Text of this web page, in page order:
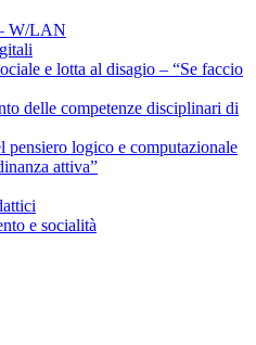
W/LAN
e lotta al disagio – “Se faccio
delle competenze disciplinari di
logico e computazionale
attiva”
e socialità